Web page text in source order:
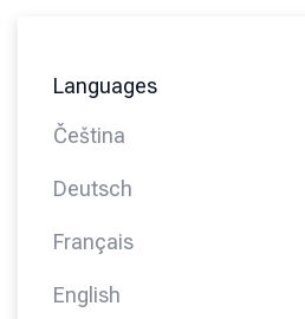
Languages
Čeština
Deutsch
Français
English